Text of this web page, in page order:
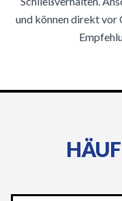
und können direkt vor